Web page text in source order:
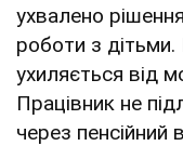
ухвалено
роботи з дітьми.
ухиляється від
Працівник не
через пенсійний